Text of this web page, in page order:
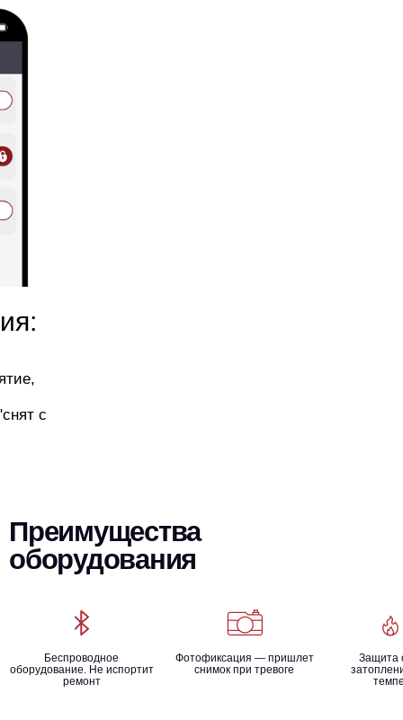
с
Преимущества
оборудования
Беспроводное
оборудование. Не испортит
ремонт
Фотофиксация — пришлет
снимок при тревоге
Защита